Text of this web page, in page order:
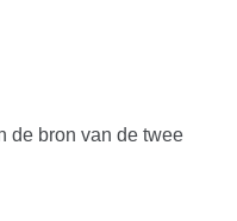
de bron van de twee